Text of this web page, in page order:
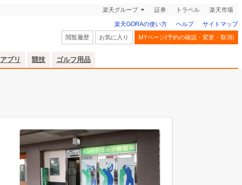
楽天グループ 証券 トラベル 楽天市場
楽天GORAの使い方 ヘルプ
サイトマップ
閲覧履歴
お気に入り MYページ(予約の確認・変更・取消)
アプリ 競技 ゴルフ用品